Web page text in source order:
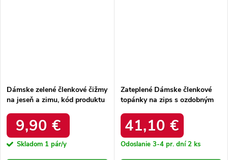
Dámske zelené členkové čižmy
na jeseň a zimu, kód produktu
9,90 €
Skladom 1 pár/y
Zateplené Dámske členkové
topánky na zips s ozdobným
RMR2501-1 ZIELONY
41,10 €
Odoslanie 3-4 pr. dní2 ks